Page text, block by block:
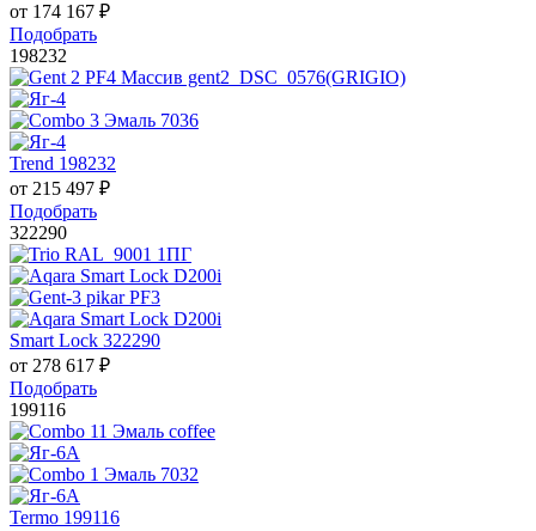
от 174 167 ₽
Подобрать
198232
Trend 198232
от 215 497 ₽
Подобрать
322290
Smart Lock 322290
от 278 617 ₽
Подобрать
199116
Termo 199116